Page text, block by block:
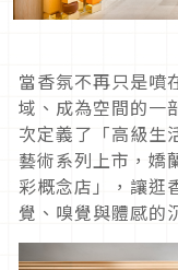
當香氛不再只是噴
域、成為空間的一
次定義了「高級生
藝術系列上市，嬌
彩概念店」，讓逛
覺、嗅覺與體感的